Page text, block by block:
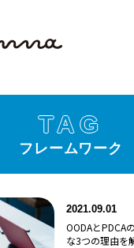
TAG
フレームワーク
2021.09.01
OODAとPDCA
な3つの理由を